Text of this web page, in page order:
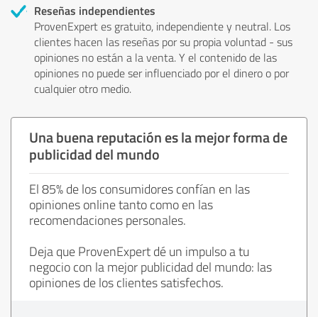
Reseñas independientes
ProvenExpert es gratuito, independiente y neutral. Los
clientes hacen las reseñas por su propia voluntad - sus
opiniones no están a la venta. Y el contenido de las
opiniones no puede ser influenciado por el dinero o por
cualquier otro medio.
Una buena reputación es la mejor forma de
publicidad del mundo
El 85% de los consumidores confían en las
opiniones online tanto como en las
recomendaciones personales.
Deja que ProvenExpert dé un impulso a tu
negocio con la mejor publicidad del mundo: las
opiniones de los clientes satisfechos.